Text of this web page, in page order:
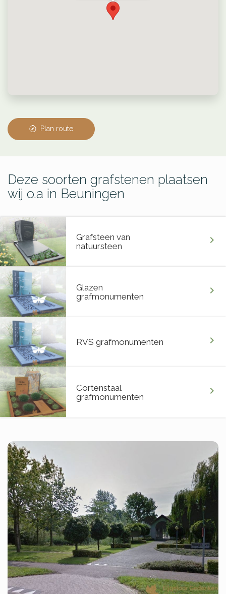
Plan route
Deze soorten grafstenen plaatsen
wij o.a in Beuningen
Grafsteen van
natuursteen
chevron_right
Glazen
grafmonumenten
chevron_right
RVS grafmonumenten chevron_right
Cortenstaal
grafmonumenten
chevron_right